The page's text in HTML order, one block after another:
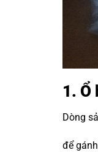
1. Ổ
Dòng
để